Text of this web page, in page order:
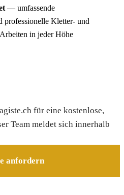
— umfassende
professionelle Kletter- und
in jeder Höhe
für eine kostenlose,
Team meldet sich innerhalb
anfordern